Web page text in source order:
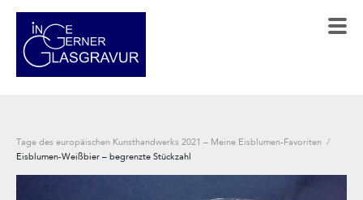
Tage des europäischen Kunsthandwerks 2021 – Meine Eisblumen-Favoriten /
Eisblumen-Weißbier – begrenzte Stückzahl